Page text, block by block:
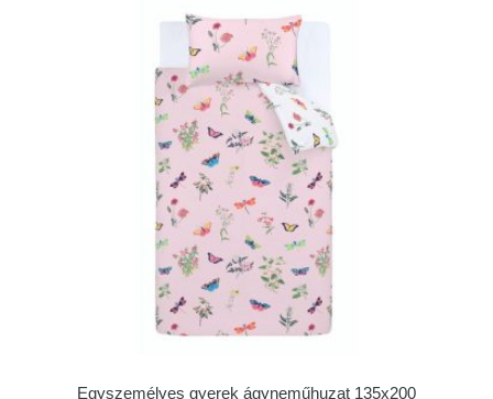
Egyszemélyes gyerek ágyneműhuzat 135x200